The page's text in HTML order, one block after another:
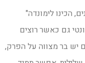
הכינו לימונדה"
גם כאשר רוצים
יש בר מצווה על הפרק,